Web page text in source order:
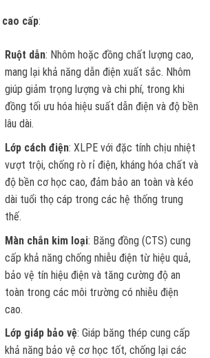
cấp:
Ruột dẫn: Nhôm hoặc đồng chất lượng cao,
mang lại khả năng dẫn điện xuất sắc. Nhôm
giúp giảm trọng lượng và chi phí, trong khi
đồng tối ưu hóa hiệu suất dẫn điện và độ bền
lâu dài.
Lớp cách điện: XLPE với đặc tính chịu nhiệt
vượt trội, chống rò rỉ điện, kháng hóa chất và
độ bền cơ học cao, đảm bảo an toàn và kéo
dài tuổi thọ cáp trong các hệ thống trung
thế.
Màn chắn kim loại: Băng đồng (CTS) cung
cấp khả năng chống nhiễu điện từ hiệu quả,
bảo vệ tín hiệu điện và tăng cường độ an
toàn trong các môi trường có nhiễu điện
cao.
Lớp giáp bảo vệ: Giáp băng thép cung cấp
khả năng bảo vệ cơ học tốt, chống lại các